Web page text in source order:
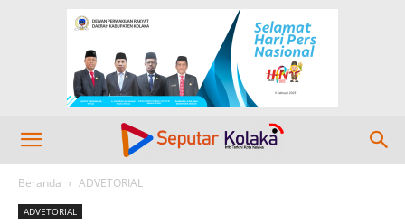
Beranda ADVETORIAL
ADVETORIAL